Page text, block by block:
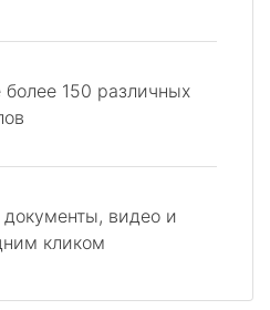
более 150 различных
документы, видео и
кликом